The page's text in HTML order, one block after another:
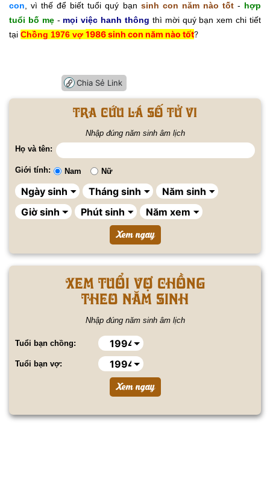
con, vì thế để biết tuổi quý bạn sinh con năm nào tốt- hợp
tuổi bố mẹ- mọi việc hanh thông thì mời quý bạn xem chi tiết
tại Chồng 1976 vợ 1986 sinh con năm nào tốt?
Chia Sẻ Link
Tra cứu lá số tử vi
Nhập đúng năm sinh âm lịch
Họ và tên:
Giới tính: Nam Nữ
Xem tuổi vợ chồng
theo năm sinh
Nhập đúng năm sinh âm lịch
Tuổi bạn chồng:
Tuổi bạn vợ: